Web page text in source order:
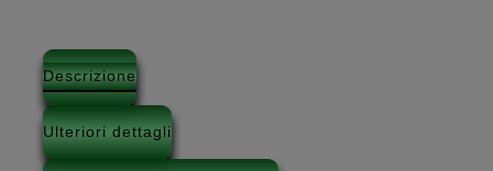
Descrizione
Ulteriori dettagli